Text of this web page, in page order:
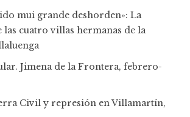
mui grande deshorden»: La
las cuatro villas hermanas de la
Jimena de la Frontera, febrero-
Civil y represión en Villamartín,